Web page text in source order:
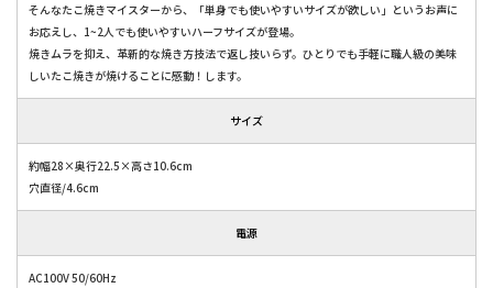
そんなたこ焼きマイスターから、「単身でも使いやすいサイズが欲しい」というお声に
お応えし、1~2人でも使いやすいハーフサイズが登場。
焼きムラを抑え、革新的な焼き方技法で返し技いらず。ひとりでも手軽に職人級の美味
しいたこ焼きが焼けることに感動！します。
サイズ
約幅28×奥行22.5×高さ10.6cm
穴直径/4.6cm
電源
AC100V 50/60Hz